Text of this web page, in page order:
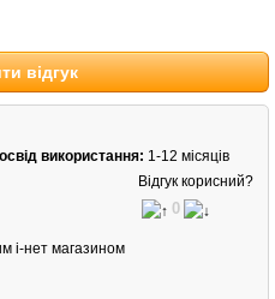
відгук
використання: 1-12 місяців
Відгук корисний?
0
і-нет магазином